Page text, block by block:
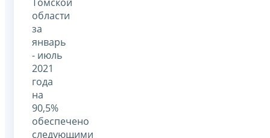
области
за
январь
- июль
2021
года
на
90,5%
обеспечено
следующими